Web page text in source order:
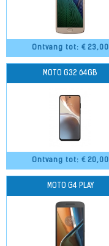
Ontvang tot: € 23,00
Ontvang tot: € 20,00
MOTO G32 64GB
MOTO G4 PLAY